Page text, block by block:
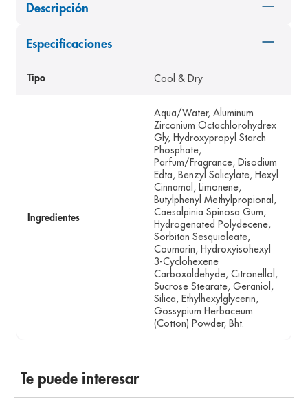
Descripción
Especificaciones
Tipo Cool & Dry
Ingredientes
Aqua/Water, Aluminum
Zirconium Octachlorohydrex
Gly, Hydroxypropyl Starch
Phosphate,
Parfum/Fragrance, Disodium
Edta, Benzyl Salicylate, Hexyl
Cinnamal, Limonene,
Butylphenyl Methylpropional,
Caesalpinia Spinosa Gum,
Hydrogenated Polydecene,
Sorbitan Sesquioleate,
Coumarin, Hydroxyisohexyl
3-Cyclohexene
Carboxaldehyde, Citronellol,
Sucrose Stearate, Geraniol,
Silica, Ethylhexylglycerin,
Gossypium Herbaceum
(Cotton) Powder, Bht.
Te puede interesar
7. bioderma
.
10.